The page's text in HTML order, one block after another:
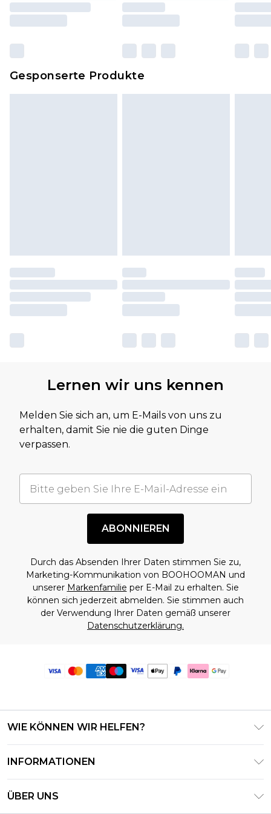
und Kissen, müssen unbenutzt und in ihrer
zurückgesendet werden.
Klickehierum unsere vollständigen
Gesponserte Produkte
Lernen wir uns kennen
Melden Sie sich an, um E-Mails von uns zu
erhalten, damit Sie nie die guten Dinge
verpassen.
ABONNIEREN
Durch das Absenden Ihrer Daten stimmen Sie zu,
Marketing-Kommunikation von BOOHOOMAN und
unserer Markenfamilie per E-Mail zu erhalten. Sie
können sich jederzeit abmelden. Sie stimmen auch
der Verwendung Ihrer Daten gemäß unserer
Datenschutzerklärung.
WIE KÖNNEN WIR HELFEN?
Meine Bestellung verfolgen & zurücksenden
INFORMATIONEN
Geschäftsbedingungen – Aktualisiert Juni 2026
ÜBER UNS